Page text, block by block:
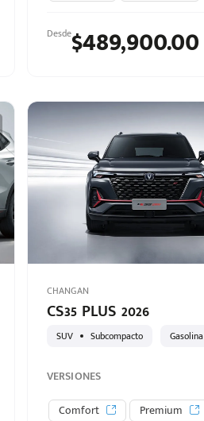
$489,900.00
Desde
CS35 PLUS 2026
CHANGAN
SUV Subcompacto Gasolina
VERSIONES
Comfort
Premium